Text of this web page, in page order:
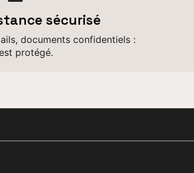
sécurisé
documents confidentiels :
protégé.